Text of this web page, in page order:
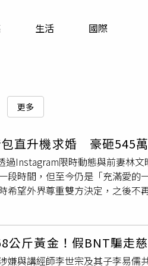
運勢
生活 國際
更多
直升機求婚 豪砸545
Instagram限時動態與前妻林
段時間，但至今仍是「充滿愛
希望外界尊重雙方決定，之後
婚及斥資逾545萬元打造的世紀
結婚為前提交往，感情一直相
光，也讓外界首度知道小刀與台
可說花足心思。當時擔任伴郎的
驚喜，還動員親友及工作人員在
公斤黃金！假BNT騙
嫌與講經師李世宗及其子李易